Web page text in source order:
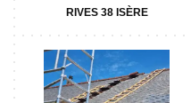
RIVES 38 ISÈRE